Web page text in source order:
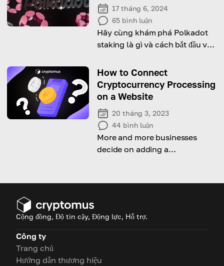
17 tháng 6, 2024
65 bình luận
Hãy cùng khám phá Polkadot
staking là gì và cách bắt đầu với
How to Connect
Cryptocurrency Processing
on a Website
20 tháng 3, 2023
44 bình luận
More and more businesses
decide on adding a
Wonder how to do it too? Let's
Cộng đồng, Độ tin cậy, Động lực, Hỗ trợ.
Công ty
Trang chủ
Hướng dẫn thương hiệu